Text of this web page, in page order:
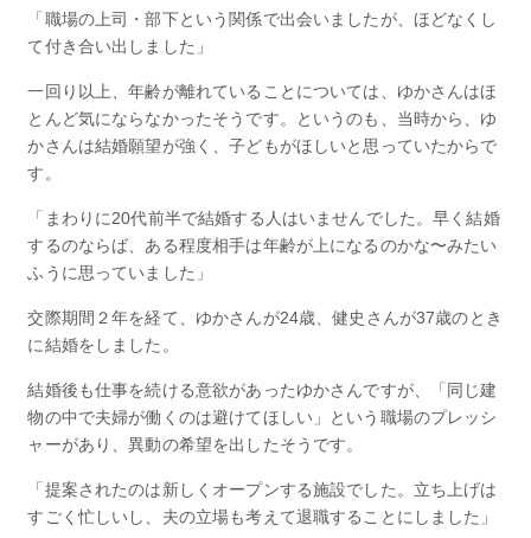
「職場の上司・部下という関係で出会いましたが、ほどなくし
て付き合い出しました」
一回り以上、年齢が離れていることについては、ゆかさんはほ
とんど気にならなかったそうです。というのも、当時から、ゆ
かさんは結婚願望が強く、子どもがほしいと思っていたからで
す。
「まわりに20代前半で結婚する人はいませんでした。早く結婚
するのならば、ある程度相手は年齢が上になるのかな〜みたい
ふうに思っていました」
交際期間２年を経て、ゆかさんが24歳、健史さんが37歳のとき
に結婚をしました。
結婚後も仕事を続ける意欲があったゆかさんですが、「同じ建
物の中で夫婦が働くのは避けてほしい」という職場のプレッシ
ャーがあり、異動の希望を出したそうです。
「提案されたのは新しくオープンする施設でした。立ち上げは
すごく忙しいし、夫の立場も考えて退職することにしました」